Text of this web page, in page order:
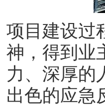
项目建设过
神，得到业
力、深厚的
出色的应急